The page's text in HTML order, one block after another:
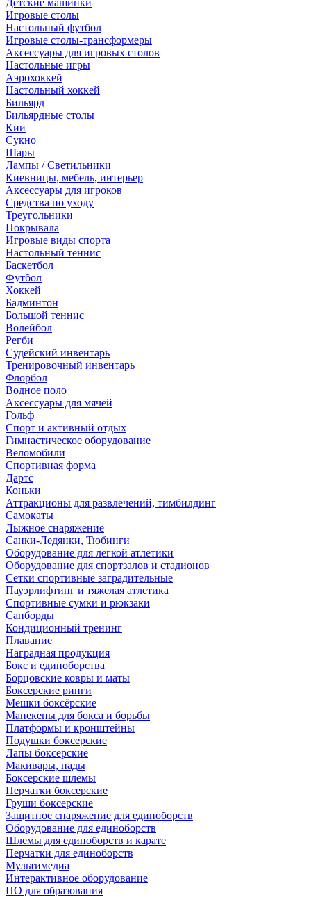
Детские машинки
Игровые столы
Настольный футбол
Игровые столы-трансформеры
Аксессуары для игровых столов
Настольные игры
Аэрохоккей
Настольный хоккей
Бильярд
Бильярдные столы
Кии
Сукно
Шары
Лампы / Светильники
Киевницы, мебель, интерьер
Аксессуары для игроков
Средства по уходу
Треугольники
Покрывала
Игровые виды спорта
Настольный теннис
Баскетбол
Футбол
Хоккей
Бадминтон
Большой теннис
Волейбол
Регби
Судейский инвентарь
Тренировочный инвентарь
Флорбол
Водное поло
Аксессуары для мячей
Гольф
Спорт и активный отдых
Гимнастическое оборудование
Веломобили
Спортивная форма
Дартс
Коньки
Аттракционы для развлечений, тимбилдинг
Самокаты
Лыжное снаряжение
Санки-Ледянки, Тюбинги
Оборудование для легкой атлетики
Оборудование для спортзалов и стадионов
Сетки спортивные заградительные
Пауэрлифтинг и тяжелая атлетика
Спортивные сумки и рюкзаки
Сапборды
Кондиционный тренинг
Плавание
Наградная продукция
Бокс и единоборства
Борцовские ковры и маты
Боксерские ринги
Мешки боксёрские
Манекены для бокса и борьбы
Платформы и кронштейны
Подушки боксерские
Лапы боксерские
Макивары, пады
Боксерские шлемы
Перчатки боксерские
Груши боксерские
Защитное снаряжение для единоборств
Оборудование для единоборств
Шлемы для единоборств и карате
Перчатки для единоборств
Мультимедиа
Интерактивное оборудование
ПО для образования